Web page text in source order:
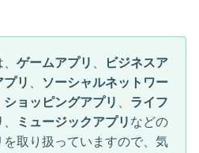
ゲームアプリ
ビジネスア
プリ
ソーシャルネットワー
ショッピングアプリ
ライフ
ミュージックアプリ などの
取り扱っていますので、気